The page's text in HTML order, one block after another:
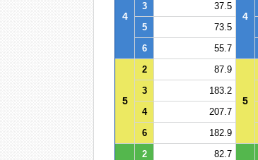
4 4
3
37.5
5
73.5
6
55.7
5
2 87.9
5
3
183.2
4
207.7
6
182.9
2 82.7